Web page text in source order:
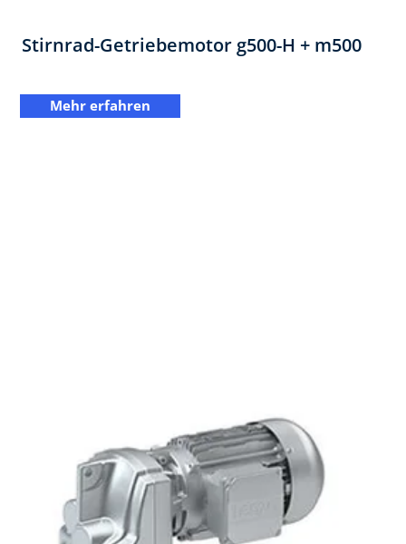
Stirnrad-Getriebemotor ​g500-H + m500
Mehr erfahren